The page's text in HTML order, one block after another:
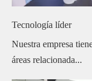
Tecnología líder
Nuestra empresa
áreas relacionada...